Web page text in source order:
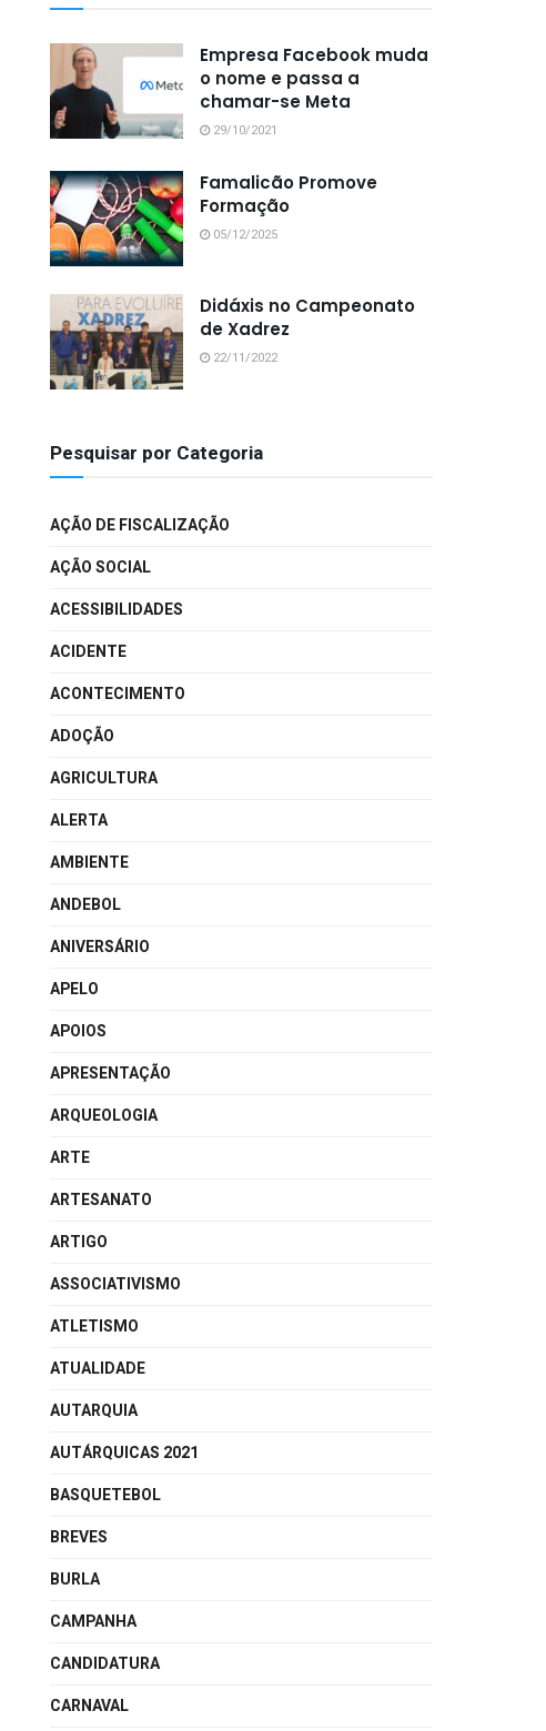
Empresa Facebook muda
o nome e passa a
chamar-se Meta
29/10/2021
Famalicão Promove
Formação
05/12/2025
Didáxis no Campeonato
de Xadrez
22/11/2022
Pesquisar por Categoria
AÇÃO DE FISCALIZAÇÃO
AÇÃO SOCIAL
ACESSIBILIDADES
ACIDENTE
ACONTECIMENTO
ADOÇÃO
AGRICULTURA
ALERTA
AMBIENTE
ANDEBOL
ANIVERSÁRIO
APELO
APOIOS
APRESENTAÇÃO
ARQUEOLOGIA
ARTE
ARTESANATO
ARTIGO
ASSOCIATIVISMO
ATLETISMO
ATUALIDADE
AUTARQUIA
AUTÁRQUICAS 2021
BASQUETEBOL
BREVES
BURLA
CAMPANHA
CANDIDATURA
CARNAVAL